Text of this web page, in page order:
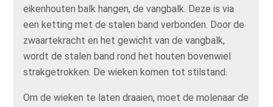
eikenhouten balk hangen, de vangbalk. Deze is via
een ketting met de stalen band verbonden. Door de
zwaartekracht en het gewicht van de vangbalk,
wordt de stalen band rond het houten bovenwiel
strakgetrokken. De wieken komen tot stilstand.
Om de wieken te laten draaien, moet de molenaar de